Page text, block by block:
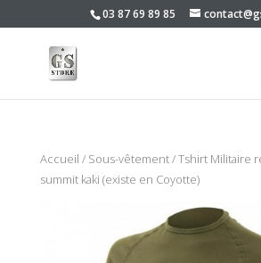
03 87 69 89 85
Accueil / Sous-vêtement/ Tshirt Militaire
summit kaki (existe en Coyotte)